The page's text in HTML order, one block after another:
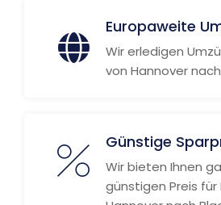
Europaweite
Wir erledigen
von Hannover
Günstige
Wir bieten Ihnen
günstigen Preis für